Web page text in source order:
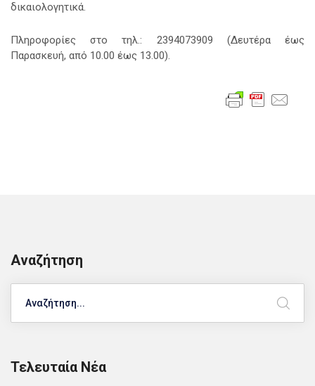
δικαιολογητικά.
Πληροφορίες στο τηλ.: 2394073909 (Δευτέρα έως
Παρασκευή, από 10.00 έως 13.00).
Αναζήτηση
Τελευταία Νέα